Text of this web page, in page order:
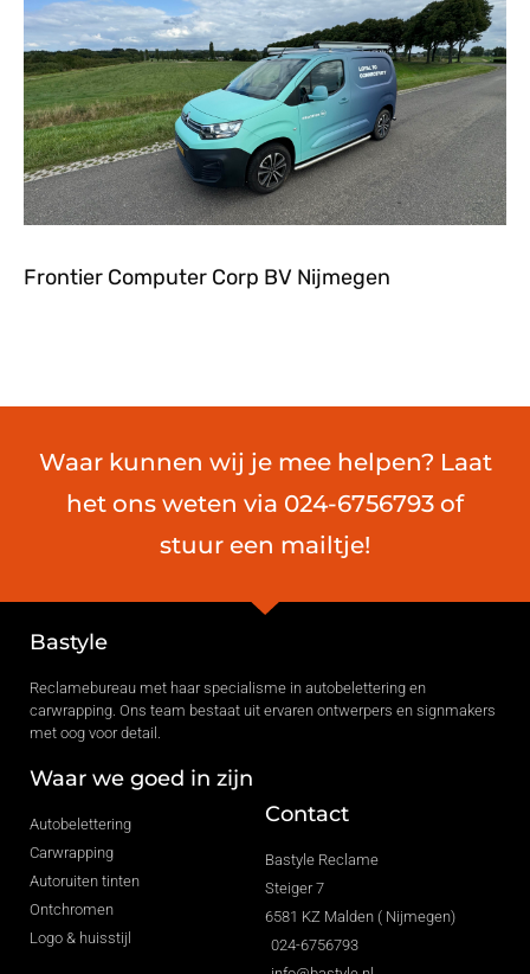
Frontier Computer Corp BV Nijmegen
Waar kunnen wij je mee helpen? Laat
het ons weten via 024-6756793 of
stuur een mailtje!
Bastyle
Reclamebureau met haar specialisme in autobelettering en
carwrapping. Ons team bestaat uit ervaren ontwerpers en signmakers
met oog voor detail.
Waar we goed in zijn
Autobelettering
Carwrapping
Autoruiten tinten
Ontchromen
Logo & huisstijl
Contact
Bastyle Reclame
Steiger 7
6581 KZ Malden ( Nijmegen)
024-6756793